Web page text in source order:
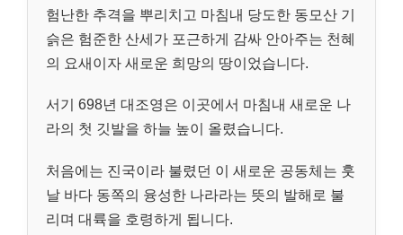
험난한 추격을 뿌리치고 마침내 당도한 동모산 기
슭은 험준한 산세가 포근하게 감싸 안아주는 천혜
의 요새이자 새로운 희망의 땅이었습니다.
서기 698년 대조영은 이곳에서 마침내 새로운 나
라의 첫 깃발을 하늘 높이 올렸습니다.
처음에는 진국이라 불렸던 이 새로운 공동체는 훗
날 바다 동쪽의 융성한 나라라는 뜻의 발해로 불
리며 대륙을 호령하게 됩니다.